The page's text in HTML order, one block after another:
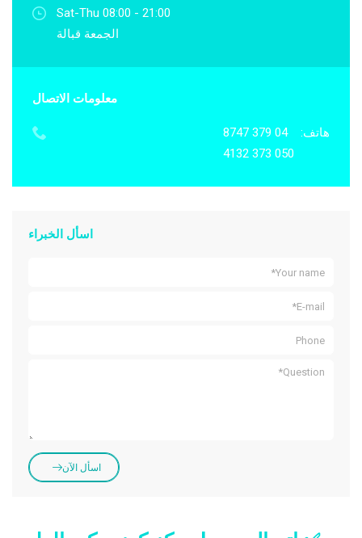
Sat-Thu 08:00 - 21:00
الجمعة قبالة
معلومات الاتصال
هاتف:
04 379 8747
050 373 4132
اسأل الخبراء
اسأل الآن